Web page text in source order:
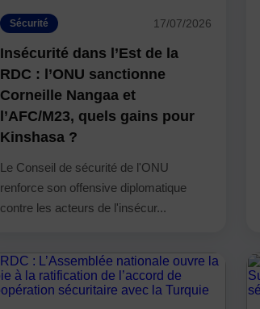
Sécurité 17/07/2026
Insécurité dans l’Est de la
RDC : l’ONU sanctionne
Corneille Nangaa et
l’AFC/M23, quels gains pour
Kinshasa ?
Le Conseil de sécurité de l'ONU
renforce son offensive diplomatique
contre les acteurs de l'insécur...